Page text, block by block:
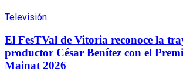
Televisión
El FesTVal de Vitoria reconoce la
productor César Benítez con el
Mainat 2026